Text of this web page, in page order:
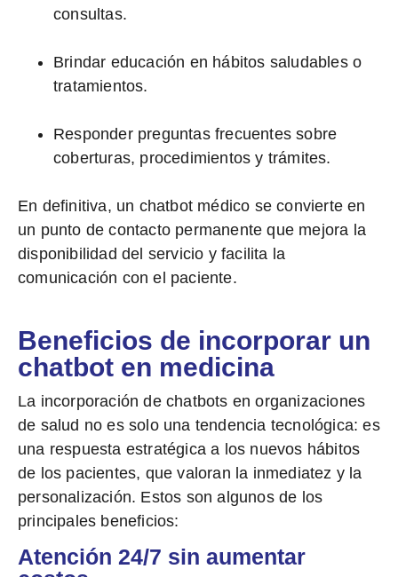
consultas.
Brindar educación en hábitos saludables o
tratamientos.
Responder preguntas frecuentes sobre
coberturas, procedimientos y trámites.
En definitiva, un chatbot médico se convierte en
un punto de contacto permanenteque mejora la
disponibilidad del servicio y facilita la
comunicación con el paciente.
Beneficios de incorporar un
chatbot en medicina
La incorporación de chatbots en organizaciones
de salud no es solo una tendencia tecnológica:es
una respuesta estratégica a los nuevos hábitos
de los pacientes, que valoran la inmediatez y la
personalización. Estos son algunos de los
principales beneficios:
Atención 24/7 sin aumentar